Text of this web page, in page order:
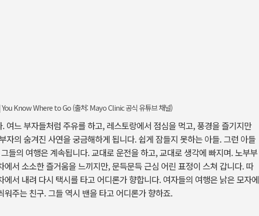
Know Where to Go (출처: Mayo Clinic 공식 유튜브 채널)
여느 부자들처럼 주유를 하고, 레스토랑에서 점심을 먹고, 풍경을 즐기지만
자의 숨겨진 사연을 궁금해하게 됩니다. 쉽게 잠들지 못하는 아들. 그런 아들
들의 여행은 계속됩니다. 교대로 운전을 하고, 교대로 생각에 빠지며. 노부부
서 소소한 즐거움을 느끼지만, 문득문득 근심 어린 표정이 스쳐 갑니다. 따
서 내려 다시 택시를 타고 어디론가 향합니다. 여자들의 여행은 낡은 모자에
주는 친구. 그들 역시 밴을 타고 어디론가 향하죠.